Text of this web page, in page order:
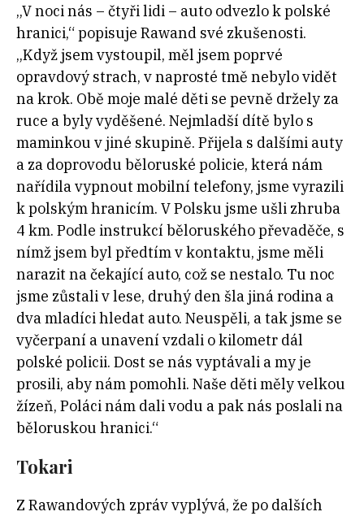
„V noci nás – čtyři lidi – auto odvezlo k polské
hranici,“ popisuje Rawand své zkušenosti.
„Když jsem vystoupil, měl jsem poprvé
opravdový strach, v naprosté tmě nebylo vidět
na krok. Obě moje malé děti se pevně držely za
ruce a byly vyděšené. Nejmladší dítě bylo s
maminkou v jiné skupině. Přijela s dalšími auty
a za doprovodu běloruské policie, která nám
nařídila vypnout mobilní telefony, jsme vyrazili
k polským hranicím. V Polsku jsme ušli zhruba
4 km. Podle instrukcí běloruského převaděče, s
nímž jsem byl předtím v kontaktu, jsme měli
narazit na čekající auto, což se nestalo. Tu noc
jsme zůstali v lese, druhý den šla jiná rodina a
dva mladíci hledat auto. Neuspěli, a tak jsme se
vyčerpaní a unavení vzdali o kilometr dál
polské policii. Dost se nás vyptávali a my je
prosili, aby nám pomohli. Naše děti měly velkou
žízeň, Poláci nám dali vodu a pak nás poslali na
běloruskou hranici.“
Tokari
Z Rawandových zpráv vyplývá, že po dalších